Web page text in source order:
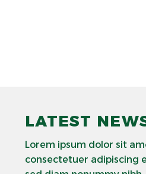
LATEST
Lorem ipsum dolor sit
consectetuer adipiscing